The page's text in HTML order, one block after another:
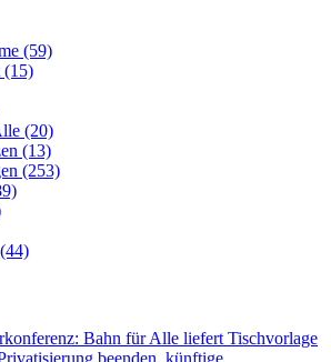
(59)
(15)
(20)
(13)
(253)
Bahn für Alle liefert Tischvorlage
beenden, künftige